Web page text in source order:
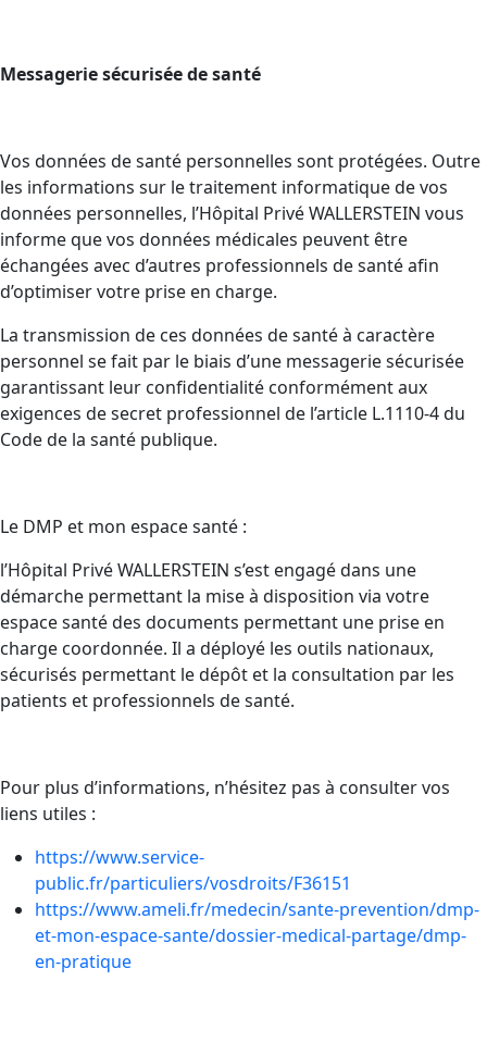
Messagerie sécurisée de santé
Vos données de santé personnelles sont protégées. Outre
les informations sur le traitement informatique de vos
données personnelles, l’Hôpital Privé WALLERSTEIN vous
informe que vos données médicales peuvent être
échangées avec d’autres professionnels de santé afin
d’optimiser votre prise en charge.
La transmission de ces données de santé à caractère
personnel se fait par le biais d’une messagerie sécurisée
garantissant leur confidentialité conformément aux
exigences de secret professionnel de l’article L.1110-4 du
Code de la santé publique.
Le DMP et mon espace santé :
l’Hôpital Privé WALLERSTEIN s’est engagé dans une
démarche permettant la mise à disposition via votre
espace santé des documents permettant une prise en
charge coordonnée. Il a déployé les outils nationaux,
sécurisés permettant le dépôt et la consultation par les
patients et professionnels de santé.
Pour plus d’informations, n’hésitez pas à consulter vos
liens utiles :
https://www.service-
public.fr/particuliers/vosdroits/F36151
https://www.ameli.fr/medecin/sante-prevention/dmp-
et-mon-espace-sante/dossier-medical-partage/dmp-
en-pratique